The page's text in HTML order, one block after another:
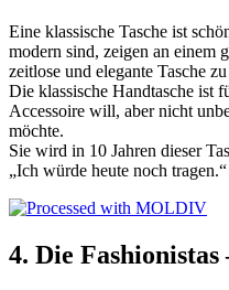
Eine klassische Tasche ist
modern sind, zeigen an einem
zeitlose und elegante Tasche
Die klassische Handtasche ist
Accessoire will, aber nicht
möchte.
Sie wird in 10 Jahren dieser
„Ich würde heute noch
4. Die Fashionistas